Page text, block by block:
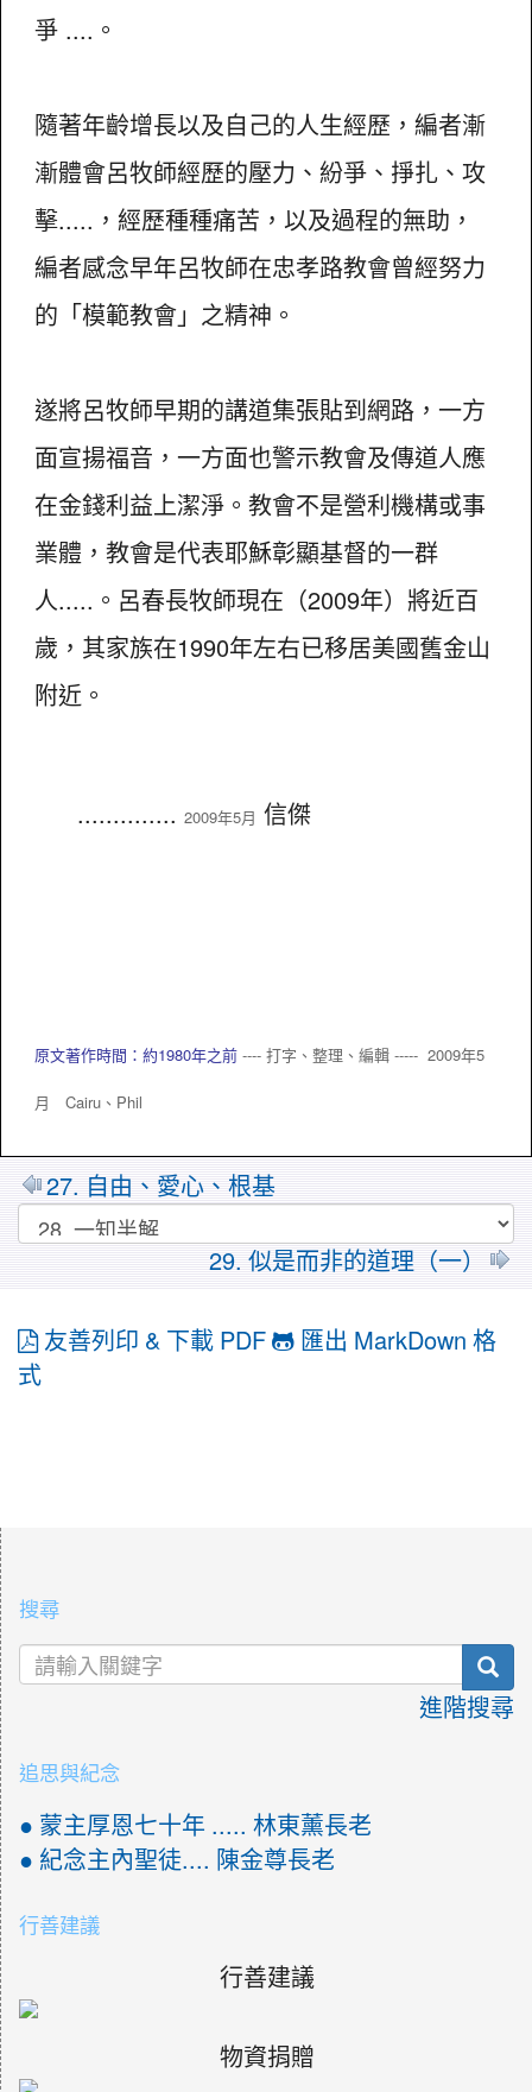
爭 ....。
隨著年齡增長以及自己的人生經歷，編者漸
漸體會呂牧師經歷的壓力、紛爭、掙扎、攻
擊.....，經歷種種痛苦，以及過程的無助，
編者感念早年呂牧師在忠孝路教會曾經努力
的「模範教會」之精神。
遂將呂牧師早期的講道集張貼到網路，一方
面宣揚福音，一方面也警示教會及傳道人應
在金錢利益上潔淨。教會不是營利機構或事
業體，教會是代表耶穌彰顯基督的一群
人.....。呂春長牧師現在（2009年）將近百
歲，其家族在1990年左右已移居美國舊金山
附近。
..............2009年5月 信傑
原文著作時間：約1980年之前---- 打字、整理、編輯 ----- 2009年5
月 Cairu、 Phil
27. 自由、愛心、根基
29. 似是而非的道理（一）
友善列印 & 下載 PDF
匯出 MarkDown 格
式
搜尋
進階搜尋
追思與紀念
● 蒙主厚恩七十年 ..... 林東薰長老
● 紀念主內聖徒.... 陳金尊長老
行善建議
行善建議
物資捐贈